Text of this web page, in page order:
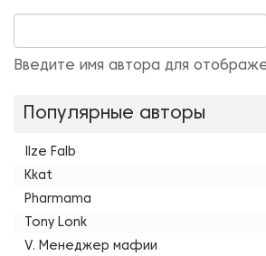
Введите имя автора для
Популярные авторы
Ilze Falb
Kkat
Pharmama
Tony Lonk
V. Менеджер мафии